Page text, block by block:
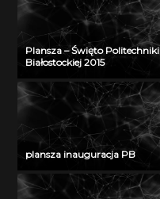
Plansza – Święto Politechniki
Białostockiej 2015
plansza inauguracja PB